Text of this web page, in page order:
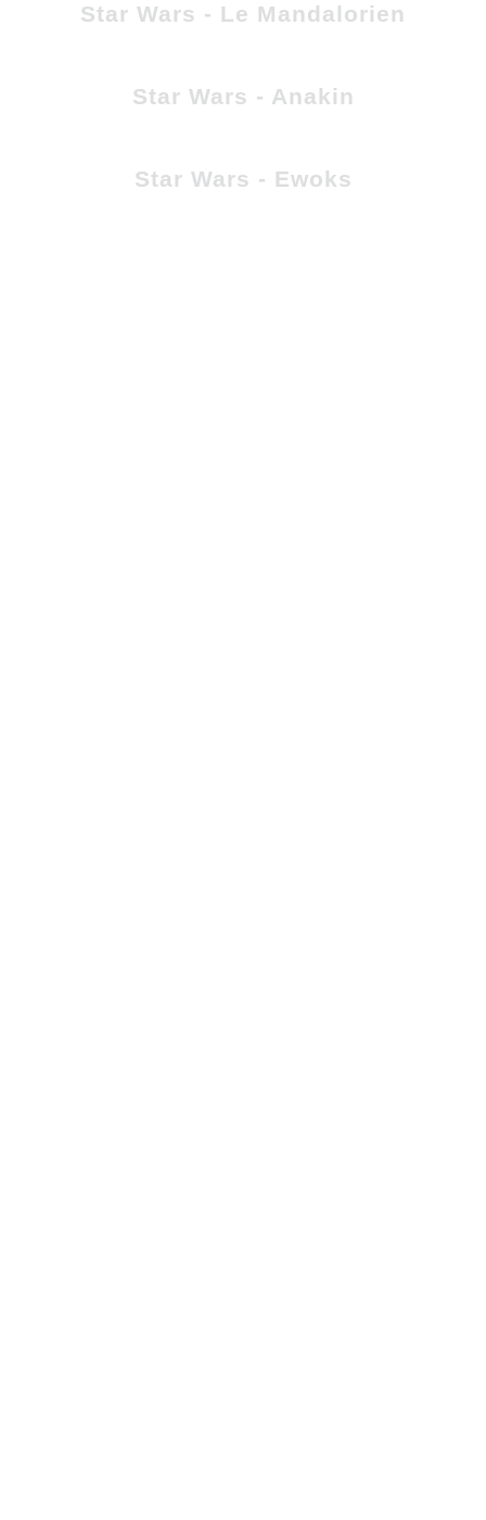
Star Wars - Le Mandalorien
Star Wars - Anakin
Star Wars - Ewoks